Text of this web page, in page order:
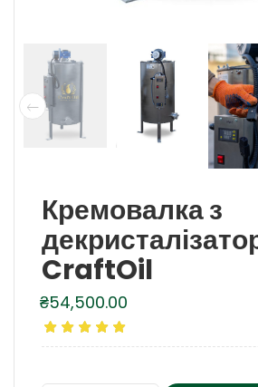
Кремовалка з
CraftOil
₴54,500.00